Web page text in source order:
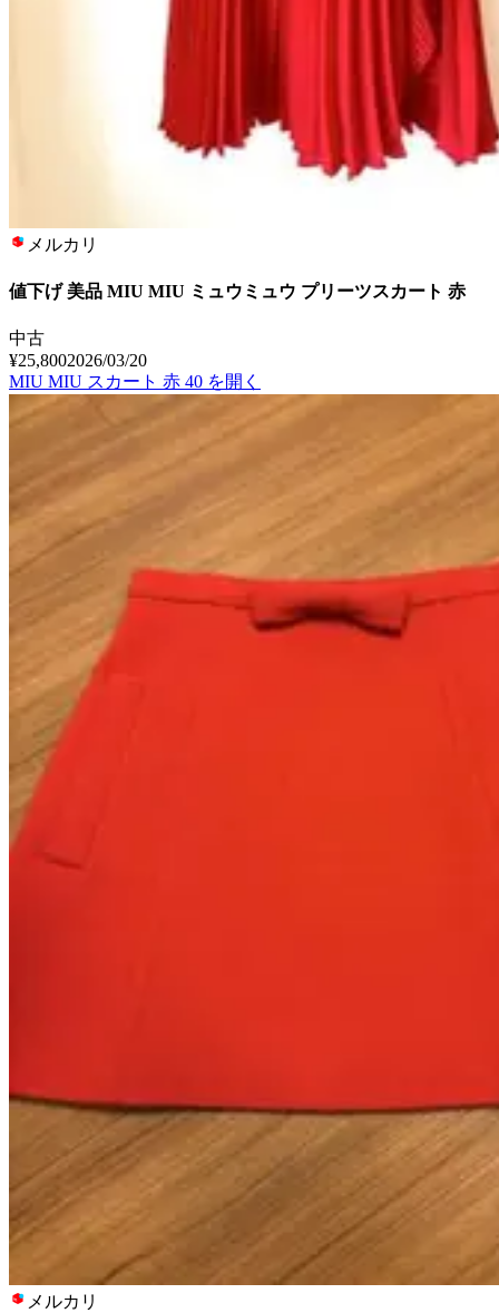
メルカリ
値下げ 美品 MIU MIU ミュウミュウ プリーツスカート 赤
中古
¥25,8002026/03/20
MIU MIU スカート 赤 40 を開く
メルカリ